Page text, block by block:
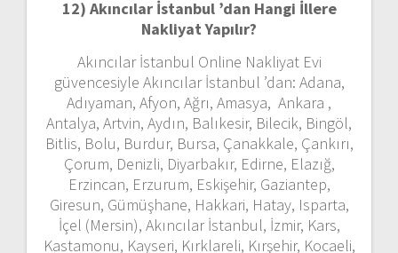
12) Akıncılar İstanbul ’dan Hangi İllere
Nakliyat Yapılır?
Akıncılar İstanbul Online Nakliyat Evi
güvencesiyle Akıncılar İstanbul ’dan: Adana,
Adıyaman, Afyon, Ağrı, Amasya, Ankara ,
Antalya, Artvin, Aydın, Balıkesir, Bilecik, Bingöl,
Bitlis, Bolu, Burdur, Bursa, Çanakkale, Çankırı,
Çorum, Denizli, Diyarbakır, Edirne, Elazığ,
Erzincan, Erzurum, Eskişehir, Gaziantep,
Giresun, Gümüşhane, Hakkari, Hatay, Isparta,
İçel (Mersin), Akıncılar İstanbul, İzmir, Kars,
Kastamonu, Kayseri, Kırklareli, Kırşehir, Kocaeli,